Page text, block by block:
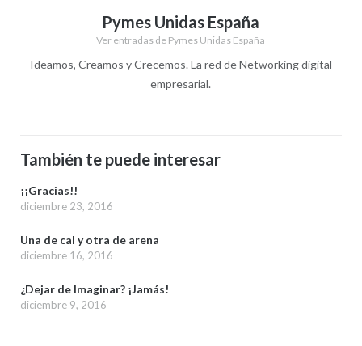
Pymes Unidas España
Ver entradas de Pymes Unidas España
Ideamos, Creamos y Crecemos. La red de Networking digital
empresarial.
También te puede interesar
¡¡Gracias!!
diciembre 23, 2016
Una de cal y otra de arena
diciembre 16, 2016
¿Dejar de Imaginar? ¡Jamás!
diciembre 9, 2016